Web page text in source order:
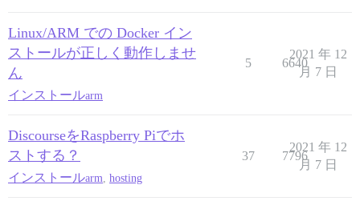
Linux/ARM での Docker イン
ストールが正しく動作しませ
ん
インストールarm
5 6640
2021 年 12
月 7 日
DiscourseをRaspberry Piでホ
ストする？
インストールarm hosting
37 7796
2021 年 12
月 7 日